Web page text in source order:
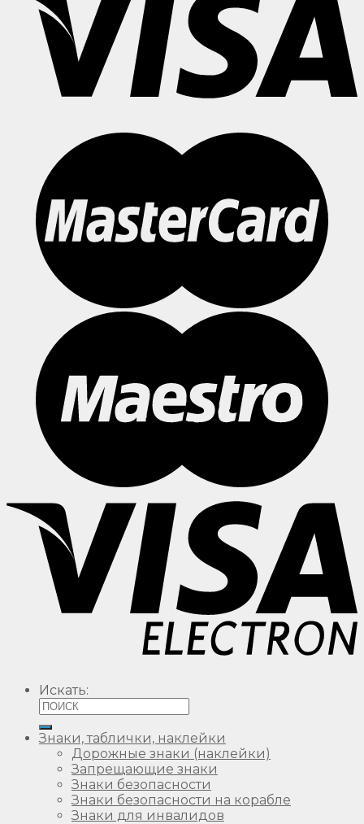
Искать:
Знаки, таблички, наклейки
Дорожные знаки (наклейки)
Запрещающие знаки
Знаки безопасности
Знаки безопасности на корабле
Знаки для инвалидов